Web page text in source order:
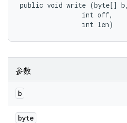
public void write (byte[]
                int off,
                int len)
参数
b
byte